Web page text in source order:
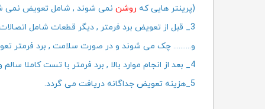
(پرینتر هایی که روشن نمی شوند , شامل تعویض نمی
3_ قبل از تعویض برد فرمتر , دیگر قطعات شامل اتصالات هد , فلت ها
و.......... چک می شوند و در صورت سلامت , برد فرمتر
4_ بعد از انجام موارد بالا , برد فرمتر با تست کاملا سالم و البته (
5_هزینه تعویض جداگانه دریافت می گردد.